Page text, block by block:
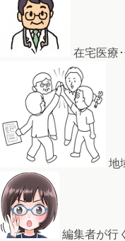
在宅医療
地
編集者が行